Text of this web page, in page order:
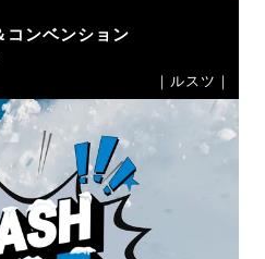
コンベンション
｜ルスツ｜